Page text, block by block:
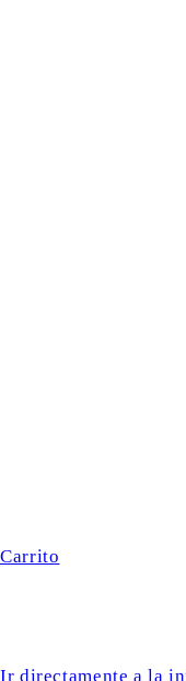
Carrito
Ir directamente a la